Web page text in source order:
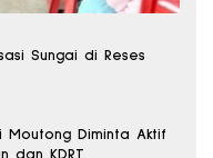
Sungai di Reses
Moutong Diminta Aktif